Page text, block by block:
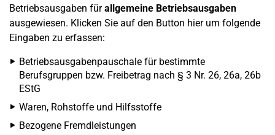
Betriebsausgaben fürallgemeine Betriebsausgaben
ausgewiesen. Klicken Sie auf den Button hier um folgende
Eingaben zu erfassen:
Betriebsausgabenpauschale für bestimmte
Berufsgruppen bzw. Freibetrag nach § 3 Nr. 26, 26a, 26b
EStG
Waren, Rohstoffe und Hilfsstoffe
Bezogene Fremdleistungen